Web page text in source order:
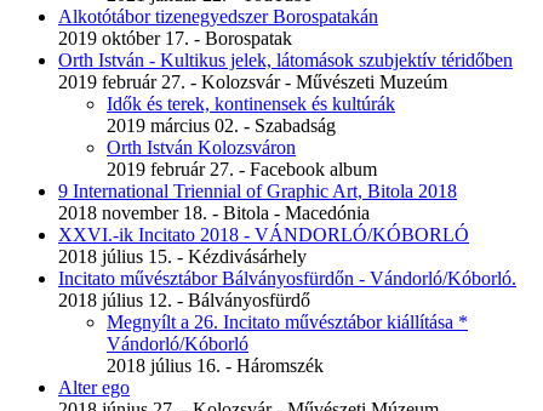
Alkotótábor tizenegyedszer Borospatakán
2019 október 17. - Borospatak
Orth István - Kultikus jelek, látomások szubjektív téridőben
2019 február 27. - Kolozsvár - Művészeti Muzeúm
Idők és terek, kontinensek és kultúrák
2019 március 02. - Szabadság
Orth István Kolozsváron
2019 február 27. - Facebook album
9 International Triennial of Graphic Art, Bitola 2018
2018 november 18. - Bitola - Macedónia
XXVI.-ik Incitato 2018 - VÁNDORLÓ/KÓBORLÓ
2018 július 15. - Kézdivásárhely
Incitato művésztábor Bálványosfürdőn - Vándorló/Kóborló.
2018 július 12. - Bálványosfürdő
Megnyílt a 26. Incitato művésztábor kiállítása *
Vándorló/Kóborló
2018 július 16. - Háromszék
Alter ego